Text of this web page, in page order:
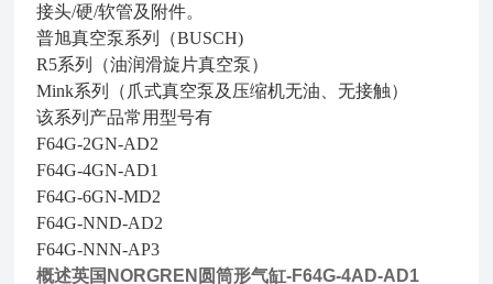
接头/硬/软管及附件。
普旭真空泵系列（BUSCH)
R5系列（油润滑旋片真空泵）
Mink系列（爪式真空泵及压缩机无油、无接触）
该系列产品常用型号有
F64G-2GN-AD2
F64G-4GN-AD1
F64G-6GN-MD2
F64G-NND-AD2
F64G-NNN-AP3
概述英国NORGREN圆筒形气缸-F64G-4AD-AD1